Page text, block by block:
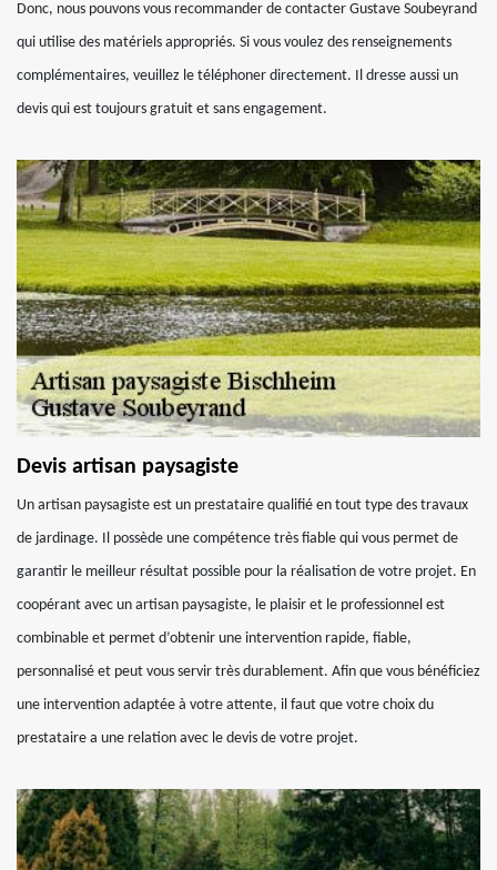
Donc, nous pouvons vous recommander de contacter Gustave Soubeyrand
qui utilise des matériels appropriés. Si vous voulez des renseignements
complémentaires, veuillez le téléphoner directement. Il dresse aussi un
devis qui est toujours gratuit et sans engagement.
Devis artisan paysagiste
Un artisan paysagiste est un prestataire qualifié en tout type des travaux
de jardinage. Il possède une compétence très fiable qui vous permet de
garantir le meilleur résultat possible pour la réalisation de votre projet. En
coopérant avec un artisan paysagiste, le plaisir et le professionnel est
combinable et permet d’obtenir une intervention rapide, fiable,
personnalisé et peut vous servir très durablement. Afin que vous bénéficiez
une intervention adaptée à votre attente, il faut que votre choix du
prestataire a une relation avec le devis de votre projet.